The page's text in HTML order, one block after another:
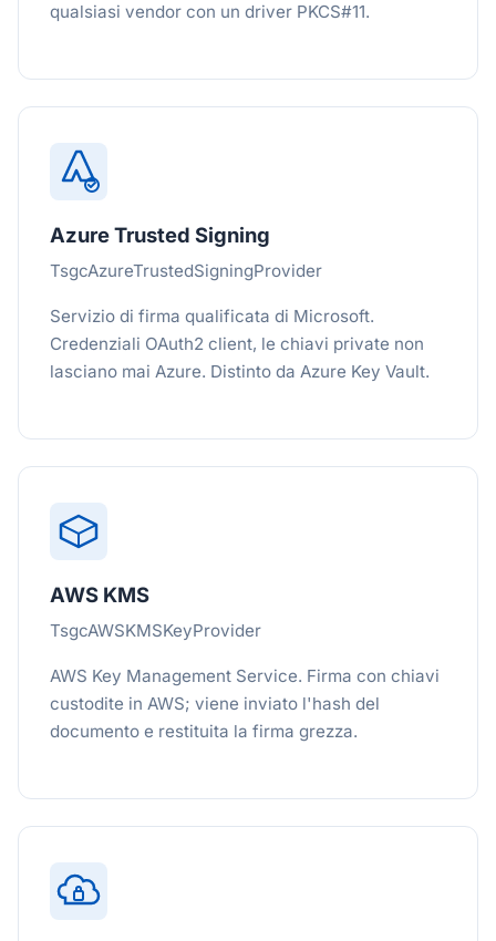
qualsiasi vendor con un driver PKCS#11.
Azure Trusted Signing
TsgcAzureTrustedSigningProvider
Servizio di firma qualificata di Microsoft.
Credenziali OAuth2 client, le chiavi private non
lasciano mai Azure. Distinto da Azure Key Vault.
AWS KMS
TsgcAWSKMSKeyProvider
AWS Key Management Service. Firma con chiavi
custodite in AWS; viene inviato l'hash del
documento e restituita la firma grezza.